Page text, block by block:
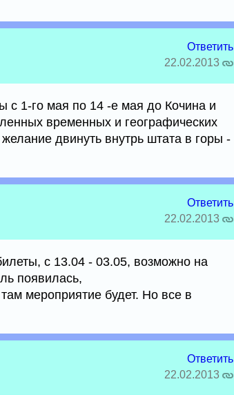
Ответить
22.02.2013
с 1-го мая по 14 -е мая до Кочина и
временных и географических
двинуть внутрь штата в горы -
Ответить
22.02.2013
с 13.04 - 03.05, возможно на
появилась,
мероприятие будет. Но все в
Ответить
22.02.2013